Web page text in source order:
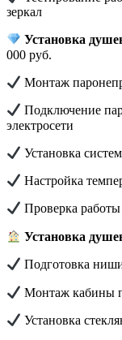
зеркал
Установка
000 руб.
Монтаж
Подключение
электросети
Установка
Настройка
Проверка
Установка
Подготовка
Монтаж кабины
Установка